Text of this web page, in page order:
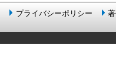
プライバシーポリシー